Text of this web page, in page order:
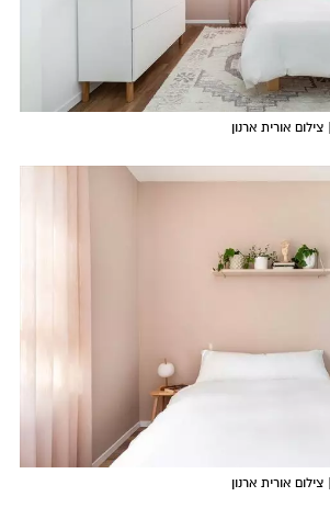
| צילום אורית ארנון
| צילום אורית ארנון